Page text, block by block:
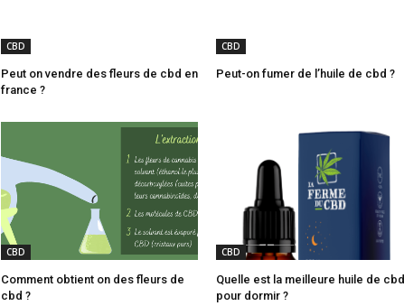
CBD
Peut on vendre des fleurs de cbd en
france ?
CBD
Peut-on fumer de l’huile de cbd ?
CBD
Comment obtient on des fleurs de
cbd ?
CBD
Quelle est la meilleure huile de cbd
pour dormir ?